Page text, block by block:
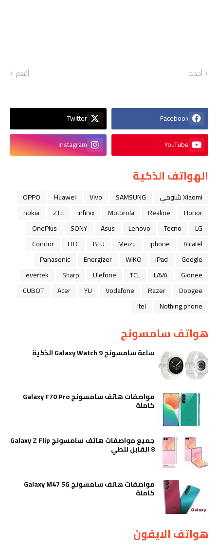
أحدث أقدم
Facebook
Twitter
YouTube
Instagram
الهواتف الذكية
Xiaomi شاومي SAMSUNG
Vivo
Huawei
OPPO
Honor
Realme
Motorola
Infinix
ZTE
nokia
LG
Tecno
Lenovo
Asus
SONY
OnePlus
Alcatel
iphone
Meizu
BLU
HTC
Condor
Google
iPad
WIKO
Energizer
Panasonic
Gionee
LAVA
TCL
Ulefone
Sharp
evertek
Doogee
Razer
Vodafone
YU
Acer
CUBOT
Nothing phone
itel
هواتف سامسونج
ساعة سامسونج Galaxy Watch 9 الذكية
مواصفات هاتف سامسونج Galaxy F70 Pro
كاملة
جميع مواصفات هاتف سامسونج Galaxy Z Flip
8 القابل للطي
مواصفات هاتف سامسونج Galaxy M47 5G
كاملة
هواتف الايفون